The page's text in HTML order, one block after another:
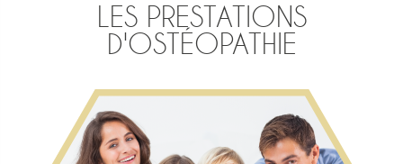
LES PRESTATIONS
D'OSTÉOPATHIE